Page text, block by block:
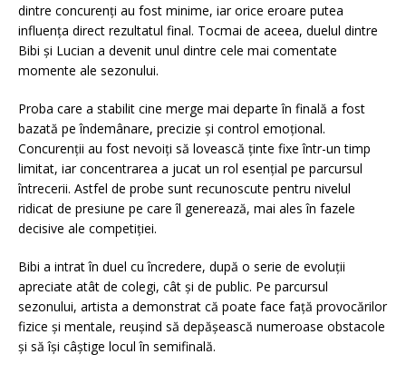
dintre concurenți au fost minime, iar orice eroare putea
influența direct rezultatul final. Tocmai de aceea, duelul dintre
Bibi și Lucian a devenit unul dintre cele mai comentate
momente ale sezonului.
Proba care a stabilit cine merge mai departe în finală a fost
bazată pe îndemânare, precizie și control emoțional.
Concurenții au fost nevoiți să lovească ținte fixe într-un timp
limitat, iar concentrarea a jucat un rol esențial pe parcursul
întrecerii. Astfel de probe sunt recunoscute pentru nivelul
ridicat de presiune pe care îl generează, mai ales în fazele
decisive ale competiției.
Bibi a intrat în duel cu încredere, după o serie de evoluții
apreciate atât de colegi, cât și de public. Pe parcursul
sezonului, artista a demonstrat că poate face față provocărilor
fizice și mentale, reușind să depășească numeroase obstacole
și să își câștige locul în semifinală.